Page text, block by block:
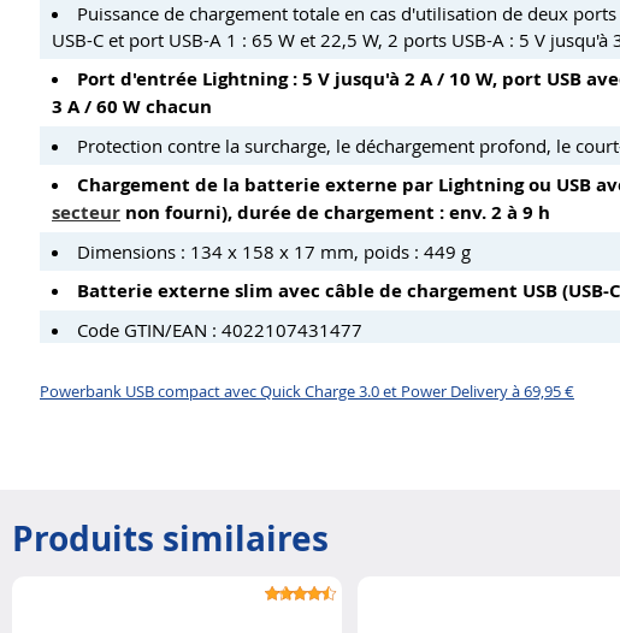
Puissance de chargement totale en cas d'utilisation de deux
USB-C et port USB-A 1 : 65 W et 22,5 W, 2 ports USB-A : 5 V jusqu'à
Port d'entrée Lightning : 5 V jusqu'à 2 A / 10 W, port USB
3 A / 60 W chacun
Protection contre la surcharge, le déchargement profond, le
Chargement de la batterie externe par Lightning ou USB
secteur non fourni), durée de chargement : env. 2 à 9 h
Dimensions : 134 x 158 x 17 mm, poids : 449 g
Batterie externe slim avec câble de chargement USB (USB-
Code GTIN/EAN : 4022107431477
Powerbank USB compact avec Quick Charge 3.0 et Power Delivery à 69,95 €
Produits similaires